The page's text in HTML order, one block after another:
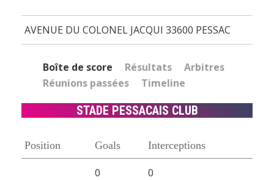
AVENUE DU COLONEL JACQUI 33600 PESSAC
Boîte de score Résultats
Arbitres
Réunions passées
Timeline
STADE PESSACAIS CLUB
Position Goals Interceptions
0 0